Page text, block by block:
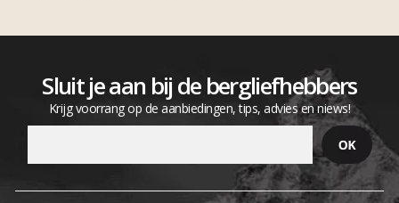
Sluit je aan bij de bergliefhebbers
Krijg voorrang op de aanbiedingen, tips, advies en niews!